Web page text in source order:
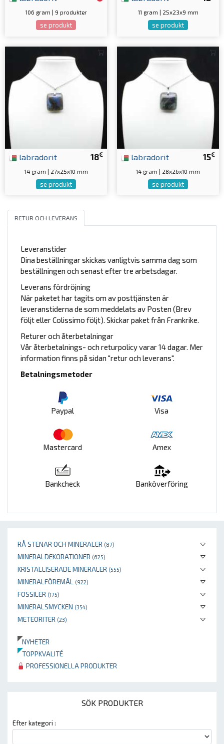
RÅ STENAR OCH MINERALER (87)
MINERALDEKORATIONER (625)
KRISTALLISERADE MINERALER (555)
MINERALFÖREMÅL (922)
FOSSILER (175)
MINERALSMYCKEN (354)
METEORITER (23)
NYHETER
TOPPKVALITÉ
PROFESSIONELLA PRODUKTER
SÖK PRODUKTER
Efter kategori :
106 gram | 9 produkter
se produkt
11 gram | 25x23x9 mm
se produkt
18€
labradorit
14 gram | 27x25x10 mm
se produkt
15€
labradorit
14 gram | 28x26x10 mm
se produkt
RETUR OCH LEVERANS
Leveranstider
Dina beställningar skickas vanligtvis samma dag som
beställningen och senast efter tre arbetsdagar.
Leverans fördröjning
När paketet har tagits om av posttjänsten är
leveranstiderna de som meddelats av Posten (Brev
följt eller Colissimo följt). Skickar paket från Frankrike.
Returer och återbetalningar
Vår återbetalnings- och returpolicy varar 14 dagar. Mer
information finns på sidan "retur och leverans".
Betalningsmetoder
Paypal Visa
Mastercard Amex
Bankcheck Banköverföring